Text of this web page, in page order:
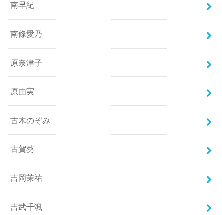
南早紀
南條愛乃
原奈津子
原由実
古木のぞみ
古賀葵
吉岡茉祐
吉武千颯